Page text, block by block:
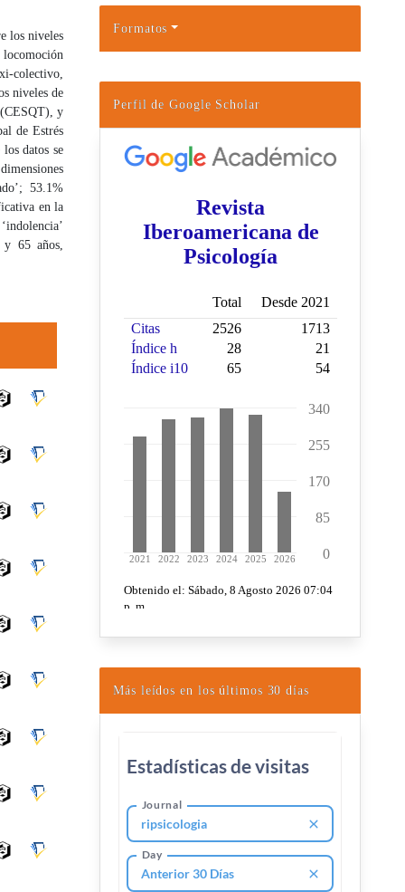
los niveles
colectivo,
niveles de
y
de Estrés
datos se
53.1%
en la
65 años,
Formatos
Perfil de Google Scholar
Más leídos en los últimos 30 días